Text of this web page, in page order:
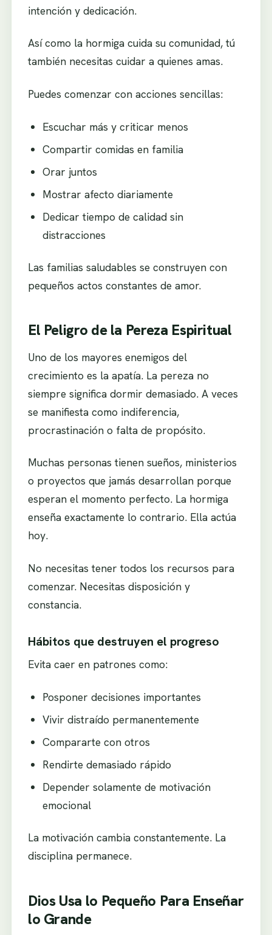
intención y dedicación.
Así como la hormiga cuida su comunidad, tú
también necesitas cuidar a quienes amas.
Puedes comenzar con acciones sencillas:
Escuchar más y criticar menos
Compartir comidas en familia
Orar juntos
Mostrar afecto diariamente
Dedicar tiempo de calidad sin
distracciones
Las familias saludables se construyen con
pequeños actos constantes de amor.
El Peligro de la Pereza Espiritual
Uno de los mayores enemigos del
crecimiento es la apatía. La pereza no
siempre significa dormir demasiado. A veces
se manifiesta como indiferencia,
procrastinación o falta de propósito.
Muchas personas tienen sueños, ministerios
o proyectos que jamás desarrollan porque
esperan el momento perfecto. La hormiga
enseña exactamente lo contrario. Ella actúa
hoy.
No necesitas tener todos los recursos para
comenzar. Necesitas disposición y
constancia.
Hábitos que destruyen el progreso
Evita caer en patrones como:
Posponer decisiones importantes
Vivir distraído permanentemente
Compararte con otros
Rendirte demasiado rápido
Depender solamente de motivación
emocional
La motivación cambia constantemente. La
disciplina permanece.
Dios Usa lo Pequeño Para Enseñar
lo Grande